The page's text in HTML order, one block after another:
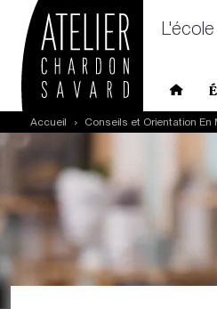
Skip to main content
Main
Accueil Conseils et Orientation En